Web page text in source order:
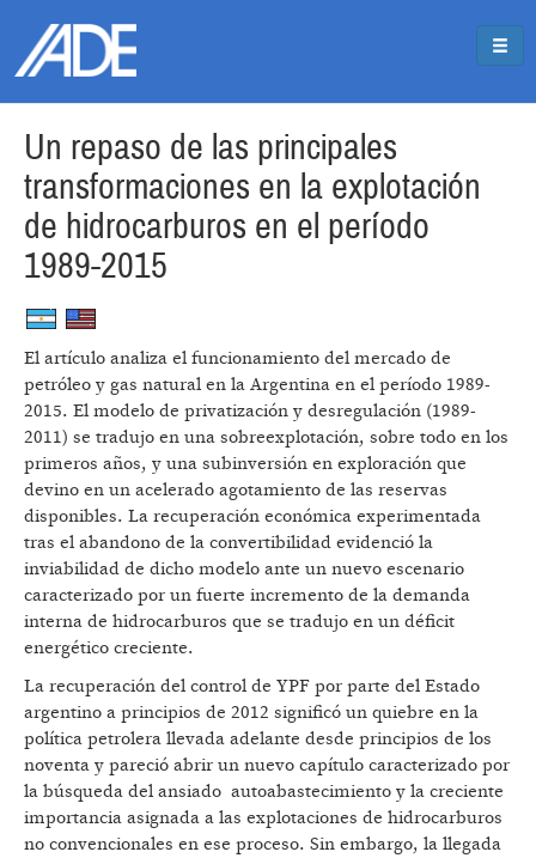
Un repaso de las principales
transformaciones en la explotación
de hidrocarburos en el período
1989-2015
El artículo analiza el funcionamiento del mercado de
petróleo y gas natural en la Argentina en el período 1989-
2015. El modelo de privatización y desregulación (1989-
2011) se tradujo en una sobreexplotación, sobre todo en los
primeros años, y una subinversión en exploración que
devino en un acelerado agotamiento de las reservas
disponibles. La recuperación económica experimentada
tras el abandono de la convertibilidad evidenció la
inviabilidad de dicho modelo ante un nuevo escenario
caracterizado por un fuerte incremento de la demanda
interna de hidrocarburos que se tradujo en un déficit
energético creciente.
La recuperación del control de YPF por parte del Estado
argentino a principios de 2012 significó un quiebre en la
política petrolera llevada adelante desde principios de los
noventa y pareció abrir un nuevo capítulo caracterizado por
la búsqueda del ansiado autoabastecimiento y la creciente
importancia asignada a las explotaciones de hidrocarburos
no convencionales en ese proceso. Sin embargo, la llegada